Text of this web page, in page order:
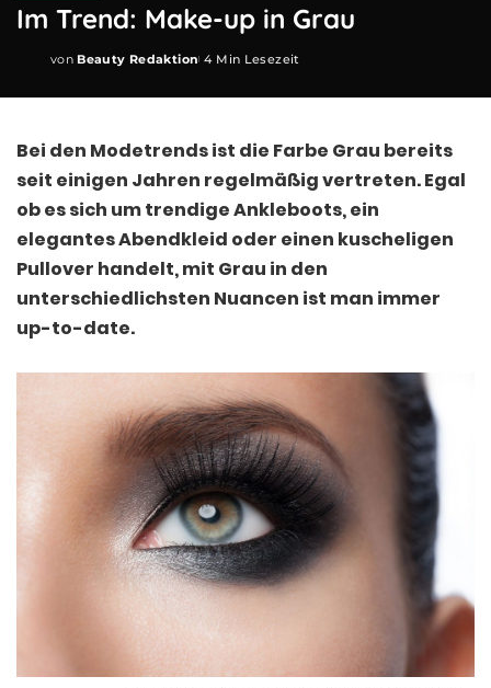
Im Trend: Make-up in Grau
Posted
von Beauty Redaktion 4 Min Lesezeit
Bei den Modetrends ist die Farbe Grau bereits
seit einigen Jahren regelmäßig vertreten. Egal
ob es sich um trendige Ankleboots, ein
elegantes Abendkleid oder einen kuscheligen
Pullover handelt, mit Grau in den
unterschiedlichsten Nuancen ist man immer
up-to-date.